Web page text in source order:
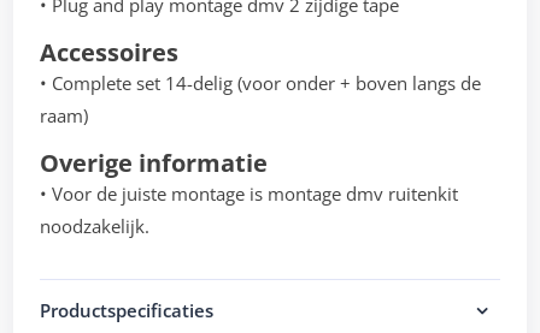
• Plug and play montage dmv 2 zijdige tape
Accessoires
• Complete set 14-delig (voor onder + boven langs de
raam)
Overige informatie
• Voor de juiste montage is montage dmv ruitenkit
noodzakelijk.
Productspecificaties